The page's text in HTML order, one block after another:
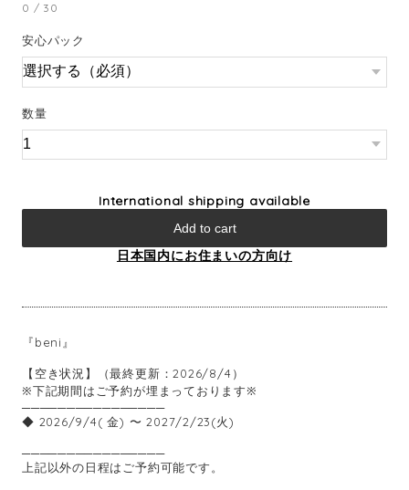
0 / 30
安心パック
数量
International shipping available
Add to cart
日本国内にお住まいの方向け
『beni』
【空き状況】（最終更新：2026/8/4）
※下記期間はご予約が埋まっております※
────────────────
◆ 2026/9/4( 金) 〜 2027/2/23(火)
────────────────
上記以外の日程はご予約可能です。